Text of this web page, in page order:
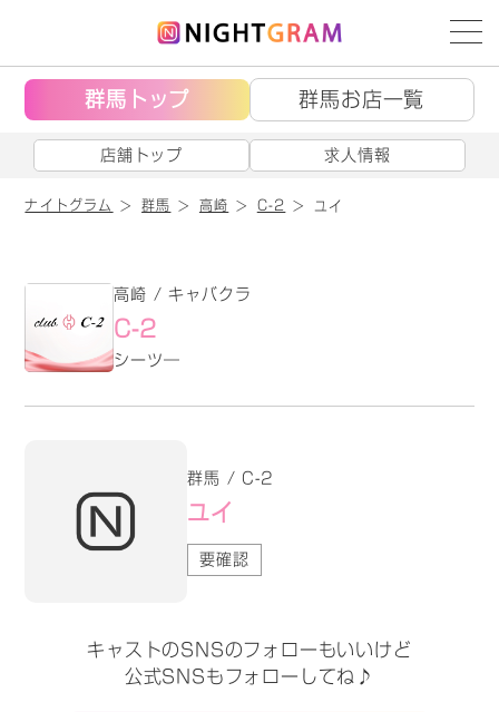
群馬トップ 群馬お店一覧
店舗トップ 求人情報
ナイトグラム 群馬 高崎 C-2 ユイ
高崎 / キャバクラ
C-2
シーツ―
群馬 / C-2
ユイ
要確認
キャストのSNSのフォローもいいけど
公式SNSもフォローしてね♪